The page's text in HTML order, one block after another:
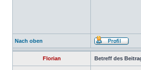
Nach oben
Florian Betreff des